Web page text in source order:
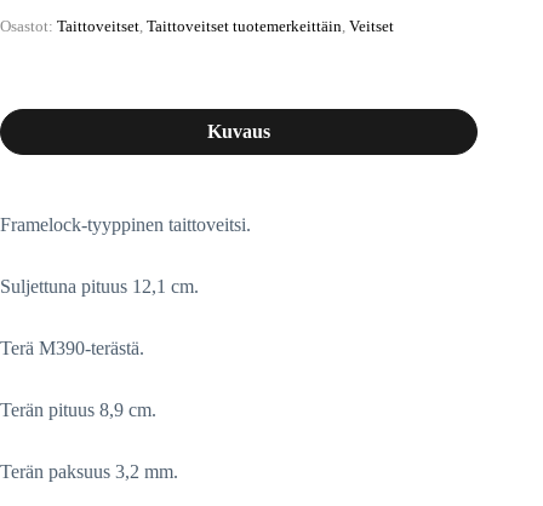
Osastot: Taittoveitset, Taittoveitset tuotemerkeittäin, Veitset
Kuvaus
Framelock-tyyppinen taittoveitsi.
Suljettuna pituus 12,1 cm.
Terä M390-terästä.
Terän pituus 8,9 cm.
Terän paksuus 3,2 mm.